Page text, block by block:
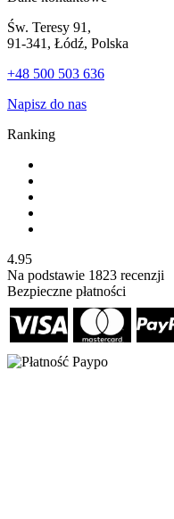
Św. Teresy 91,
91-341, Łódź, Polska
+48 500 503 636
Napisz do nas
Ranking
4.95
Na podstawie 1823 recenzji
Bezpieczne płatności